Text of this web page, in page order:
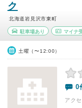
ク
北海道岩見沢市東町
駐車場あり マイナ
土曜（〜12:00）
0
アク